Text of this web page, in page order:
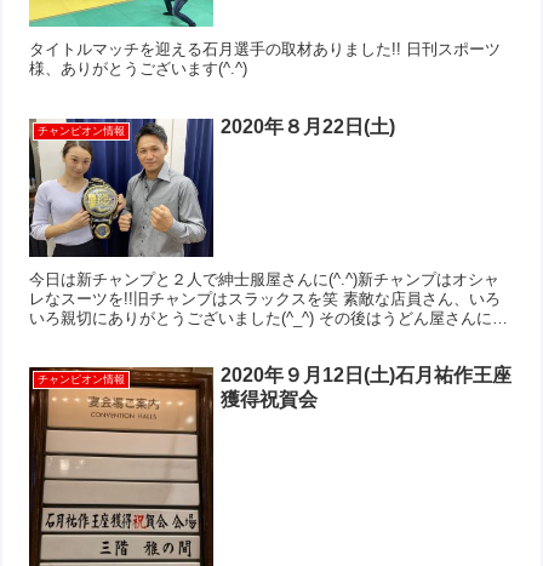
タイトルマッチを迎える石月選手の取材ありました!! 日刊スポーツ
様、ありがとうございます(^.^)
チャンピオン情報 2020年８月22日(土)
今日は新チャンプと２人で紳士服屋さんに(^.^)新チャンプはオシャ
レなスーツを!!旧チャンプはスラックスを笑 素敵な店員さん、いろ
いろ親切にありがとうございました(^_^) その後はうどん屋さんに！
チャンピオン情報
2020年９月12日(土)石月祐作王座
獲得祝賀会